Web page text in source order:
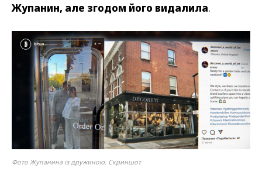
Жупанин, але згодом його видалила.
Фото Жупанина із дружиною. Скриншот